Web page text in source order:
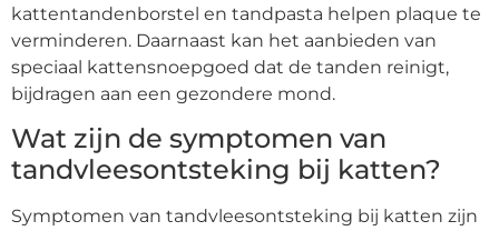
kattentandenborstel en tandpasta helpen plaque te
verminderen. Daarnaast kan het aanbieden van
speciaal kattensnoepgoed dat de tanden reinigt,
bijdragen aan een gezondere mond.
Wat zijn de symptomen van
tandvleesontsteking bij katten?
Symptomen van tandvleesontsteking bij katten zijn